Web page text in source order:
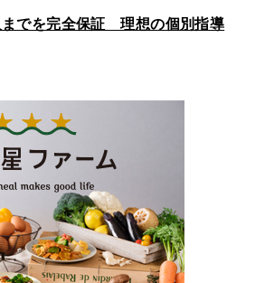
でを完全保証 理想の個別指導